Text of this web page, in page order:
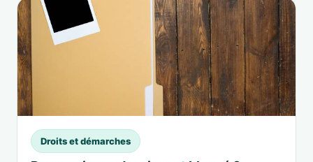
Droits et démarches